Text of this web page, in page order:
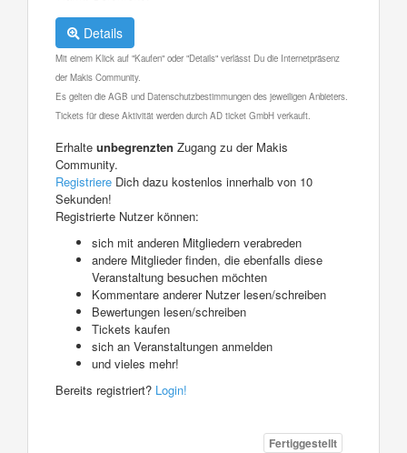
Details
Mit einem Klick auf "Kaufen" oder "Details" verlässt Du die Internetpräsenz
der Makis Community.
Es gelten die AGB und Datenschutzbestimmungen des jeweiligen Anbieters.
Tickets für diese Aktivität werden durch AD ticket GmbH verkauft.
Erhalte unbegrenzten Zugang zu der Makis
Community.
Registriere Dich dazu kostenlos innerhalb von 10
Sekunden!
Registrierte Nutzer können:
sich mit anderen Mitgliedern verabreden
andere Mitglieder finden, die ebenfalls diese
Veranstaltung besuchen möchten
Kommentare anderer Nutzer lesen/schreiben
Bewertungen lesen/schreiben
Tickets kaufen
sich an Veranstaltungen anmelden
und vieles mehr!
Bereits registriert? Login!
Fertiggestellt